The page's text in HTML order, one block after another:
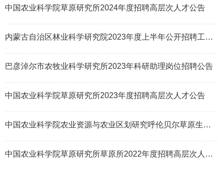
中国农业科学院草原研究所2024年度招聘高层次人才公告
内蒙古自治区林业科学研究院2023年度上半年公开招聘工作人员公告
巴彦淖尔市农牧业科学研究所2023年科研助理岗位招聘公告
中国农业科学院草原研究所2023年度招聘高层次人才公告
中国农业科学院农业资源与农业区划研究呼伦贝尔草原生态系统国家野外科学观
中国农业科学院草原研究所草原所2022年度招聘高层次人才公告